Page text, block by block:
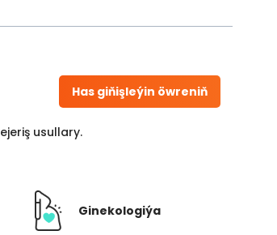
Has giňişleýin öwreniň
usullary.
Ginekologiýa